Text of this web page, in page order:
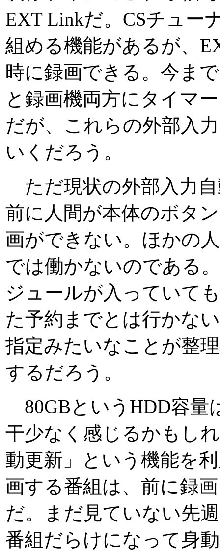
EXT Linkだ。CSチュー
組める機能があるが、
時に録画できる。今ま
と録画機両方にタイマ
だが、これらの外部入
いくだろう。
ただ現状の外部入力
前に人間が本体のボタ
画ができない。ほかの
では働かないのである
ジュールが入っていて
た予約までとは行かな
指定みたいなことが整
するだろう。
80GBというHDD容量
干少なく感じるかもし
動更新」という機能を
画する番組は、前に録
だ。まだ見ていない先
番組だらけになって身